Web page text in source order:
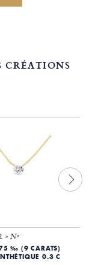
CRÉATIONS
» Nº
‰ (9 CARATS)
0.3 C